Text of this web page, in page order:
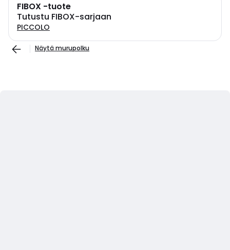
FIBOX -tuote
Tutustu FIBOX-sarjaan
PICCOLO
Näytä murupolku